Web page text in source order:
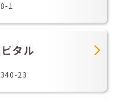
1
タル
23